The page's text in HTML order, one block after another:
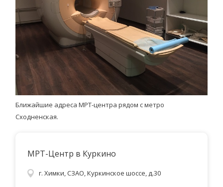
Ближайшие адреса МРТ-центра рядом с метро
Сходненская.
МРТ-Центр в Куркино
г. Химки, СЗАО, Куркинское шоссе, д.30